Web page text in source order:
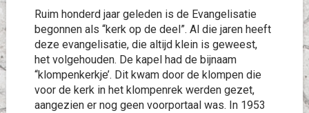
Ruim honderd jaar geleden is de Evangelisatie
begonnen als “kerk op de deel”. Al die jaren heeft
deze evangelisatie, die altijd klein is geweest,
het volgehouden. De kapel had de bijnaam
“klompenkerkje’. Dit kwam door de klompen die
voor de kerk in het klompenrek werden gezet,
aangezien er nog geen voorportaal was. In 1953